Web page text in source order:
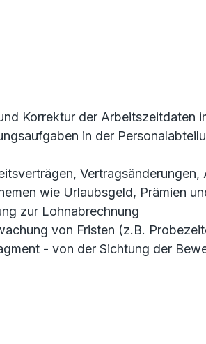
Korrektur der Arbeitszeitdaten
in der
wie Urlaubsgeld, Prämien
zur Lohnabrechnung
von Fristen (z.B.
- von der Sichtung der